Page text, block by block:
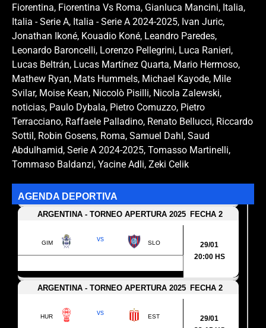
Fiorentina, Fiorentina Vs Roma, Gianluca Mancini, Italia,
Italia - Serie A, Italia - Serie A 2024-2025, Ivan Juric,
Jonathan Ikoné, Kouadio Koné, Leandro Paredes,
Leonardo Baroncelli, Lorenzo Pellegrini, Luca Ranieri,
Lucas Beltrán, Lucas Martínez Quarta, Mario Hermoso,
Mathew Ryan, Mats Hummels, Michael Kayode, Mile
Svilar, Moise Kean, Niccolò Pisilli, Nicola Zalewski,
noticias, Paulo Dybala, Pietro Comuzzo, Pietro
Terracciano, Raffaele Palladino, Renato Bellucci, Riccardo
Sottil, Robin Gosens, Roma, Samuel Dahl, Saud
Abdulhamid, Serie A 2024-2025, Tomasso Martinelli,
Tommaso Baldanzi, Yacine Adli, Zeki Celik